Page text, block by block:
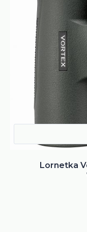
Lornetka